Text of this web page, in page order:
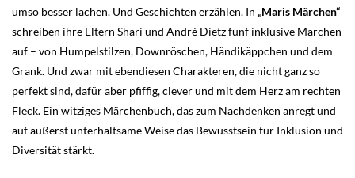
umso besser lachen. Und Geschichten erzählen. In „Maris Märchen“
schreiben ihre Eltern Shari und André Dietz fünf inklusive Märchen
auf – von Humpelstilzen, Downröschen, Händikäppchen und dem
Grank. Und zwar mit ebendiesen Charakteren, die nicht ganz so
perfekt sind, dafür aber pfiffig, clever und mit dem Herz am rechten
Fleck. Ein witziges Märchenbuch, das zum Nachdenken anregt und
auf äußerst unterhaltsame Weise das Bewusstsein für Inklusion und
Diversität stärkt.